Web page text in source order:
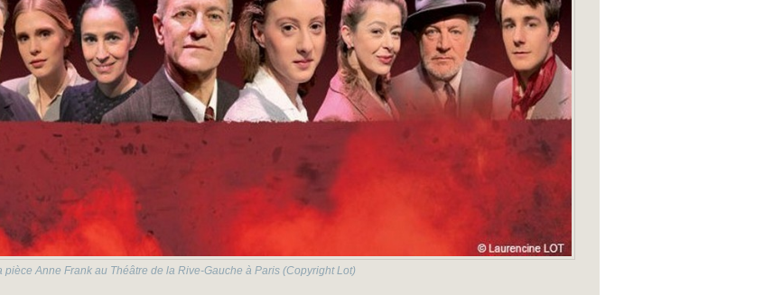
Anne Frank au Théâtre de la Rive-Gauche à Paris (Copyright Lot)